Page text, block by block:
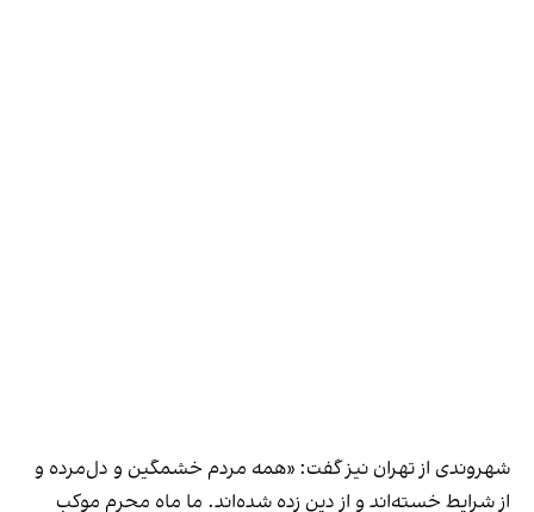
شهروندی از تهران نیز گفت: «همه مردم خشمگین و دل‌مرده و
از شرایط خسته‌اند و از دین زده شده‌اند. ما ماه محرم موکب